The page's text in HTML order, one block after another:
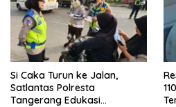
Si Caka Turun ke Jalan,
Satlantas Polresta
Tangerang Edukasi